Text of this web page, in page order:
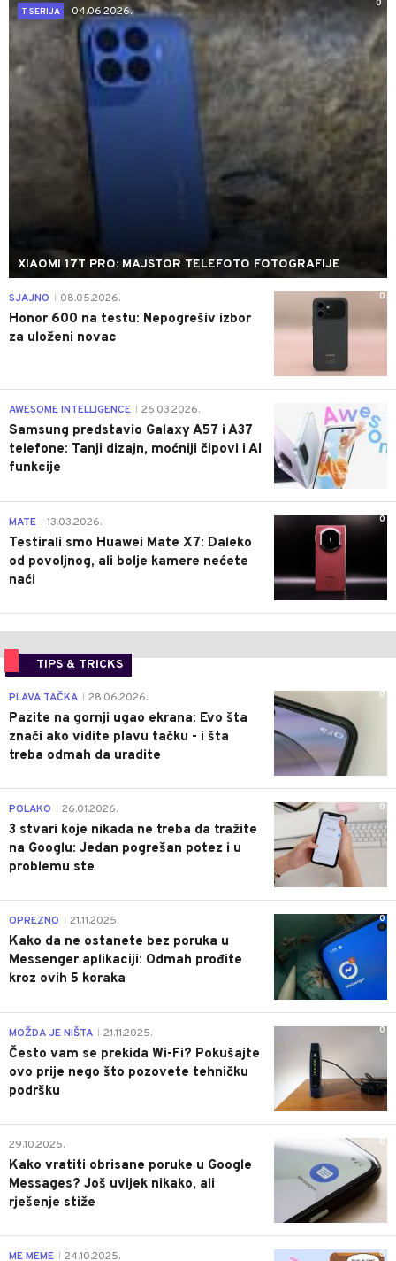
0
T SERIJA
04.06.2026.
XIAOMI 17T PRO: MAJSTOR TELEFOTO FOTOGRAFIJE
0
SJAJNO 08.05.2026.
Honor 600 na testu: Nepogrešiv izbor
za uloženi novac
AWESOME INTELLIGENCE 26.03.2026.
Samsung predstavio Galaxy A57 i A37
telefone: Tanji dizajn, moćniji čipovi i AI
funkcije
0
MATE 13.03.2026.
Testirali smo Huawei Mate X7: Daleko
od povoljnog, ali bolje kamere nećete
naći
TIPS & TRICKS
0
PLAVA TAČKA 28.06.2026.
Pazite na gornji ugao ekrana: Evo šta
znači ako vidite plavu tačku - i šta
treba odmah da uradite
0
POLAKO 26.01.2026.
3 stvari koje nikada ne treba da tražite
na Googlu: Jedan pogrešan potez i u
problemu ste
0
OPREZNO 21.11.2025.
Kako da ne ostanete bez poruka u
Messenger aplikaciji: Odmah prođite
kroz ovih 5 koraka
0
MOŽDA JE NIŠTA 21.11.2025.
Često vam se prekida Wi-Fi? Pokušajte
ovo prije nego što pozovete tehničku
podršku
0
29.10.2025.
Kako vratiti obrisane poruke u Google
Messages? Još uvijek nikako, ali
rješenje stiže
0
ME MEME 24.10.2025.